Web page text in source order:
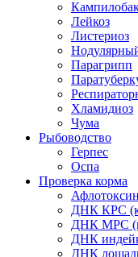
Лейкоз
Листериоз
Парагрипп
Хламидиоз
Чума
Рыбоводство
Герпес
Оспа
Проверка корма
ДНК КРС
ДНК МРС
ДНК
ДНК